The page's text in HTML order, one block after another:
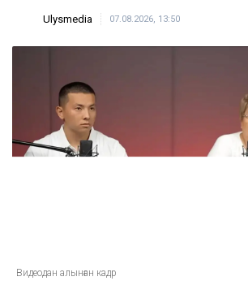
17:25
ULYSMEDIA.KZ Жаңалықтар
«Заңда бір жыл күту
жазылмаған»: марқұм